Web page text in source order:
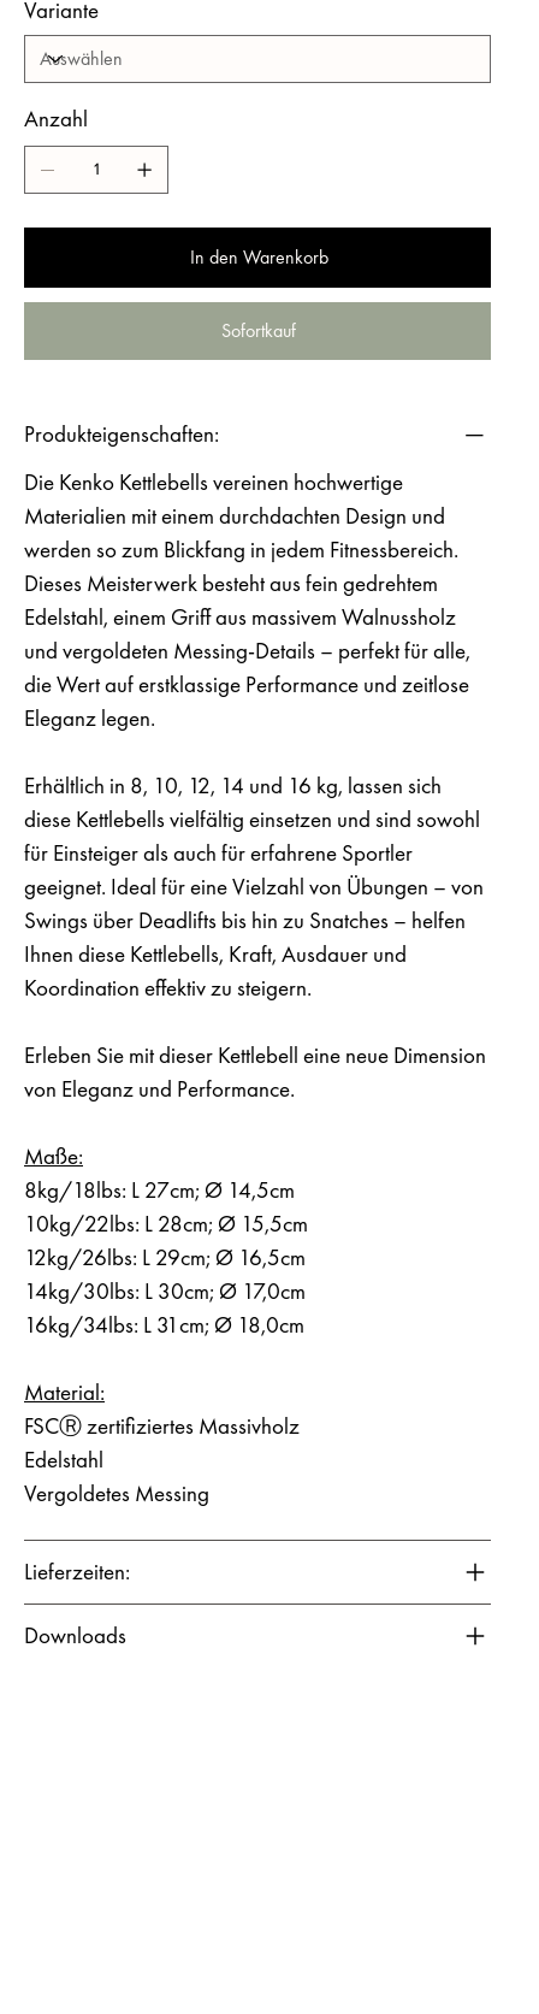
Variante
Anzahl
In den Warenkorb
Sofortkauf
Produkteigenschaften:
Die Kenko Kettlebellsvereinen hochwertige
Materialien mit einem durchdachten Design und
werden so zum Blickfang in jedem Fitnessbereich.
Dieses Meisterwerk besteht ausfein gedrehtem
Edelstahl, einem Griff aus massivem Walnussholz
und vergoldeten Messing-Details – perfekt für alle,
die Wert auf erstklassige Performance und zeitlose
Eleganz legen.
Erhältlich in 8, 10, 12, 14 und 16 kg, lassen sich
diese Kettlebells vielfältig einsetzen und sind sowohl
für Einsteiger als auch für erfahrene Sportler
geeignet. Ideal für eine Vielzahl von Übungen – von
Swings über Deadlifts bis hin zu Snatches – helfen
Ihnen diese Kettlebells, Kraft, Ausdauer und
Koordination effektiv zu steigern.
Erleben Sie mit dieser Kettlebell eine neue Dimension
von Eleganz und Performance.
Maße:
8kg/18lbs: L 27cm; Ø 14,5cm
10kg/22lbs: L 28cm; Ø 15,5cm
12kg/26lbs: L 29cm; Ø 16,5cm
14kg/30lbs: L 30cm; Ø 17,0cm
16kg/34lbs: L 31cm; Ø 18,0cm
Material:
FSCⓇ zertifiziertes Massivholz
Edelstahl
Vergoldetes Messing
Lieferzeiten:
Downloads